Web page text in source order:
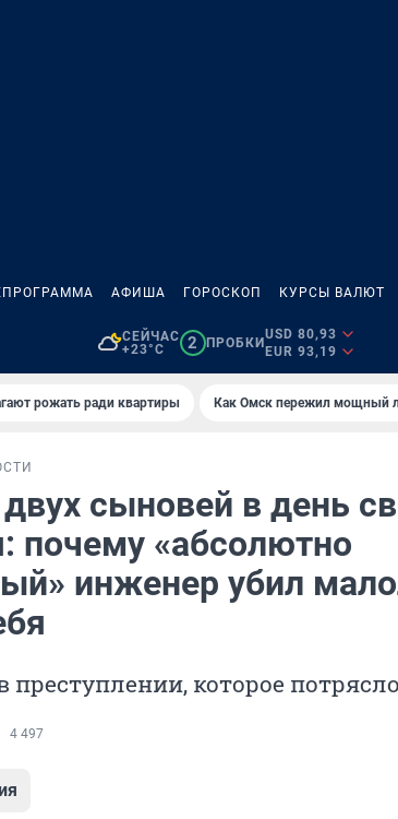
АФИША ГОРОСКОП КУРСЫ ВАЛЮТ
СЕЙЧАС
+23°C
2 ПРОБКИ
USD 80,93
EUR 93,19
рожать ради квартиры Как Омск пережил мощный
сыновей в день
почему «абсолютно
инженер убил
преступлении, которое
4 497